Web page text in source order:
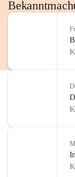
http://www.omv.com